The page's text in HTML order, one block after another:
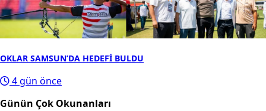
OKLAR SAMSUN’DA HEDEFİ BULDU
4 gün önce
Günün Çok Okunanları